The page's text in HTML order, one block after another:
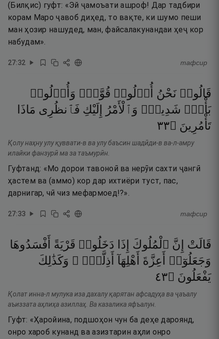
(Билқис) гуфт: «Эй ҷамоъати ашроф! Дар тадбири
корам Маро ҷавоб диҳед, то вақте, ки шумо пеши
ман ҳозир нашудед, ман, файсалакунандаи ҳеҷ кор
набудам».
27:32 тафсир
قَالُوا۟ نَحْنُ أُو۟لُوا۟ قُوَّةٍۢ وَأُو۟لُوا۟
بَأْسٍۢ شَدِيدٍۢ وَٱلْأَمْرُ إِلَيْكِ فَٱنظُرِى مَاذَا
تَأْمُرِينَ ۝٣٣
Қолу наҳну улу қуввати-в ва улу баъсин шадӣди-в ва-л-амру
илайки фанзурӣ ма за таъмурӣн.
Гуфтанд: «Мо дорои тавоноӣ ва нерӯи сахти ҷангӣ
ҳастем ва (аммо) кор дар ихтиёри туст, пас,
дарнигар, чӣ чиз мефармоед!?».
27:33 тафсир
قَالَتْ إِنَّ ٱلْمُلُوكَ إِذَا دَخَلُوا۟ قَرْيَةً أَفْسَدُوهَا
وَجَعَلُوٓا۟
أَعِزَّةَ أَهْلِهَآ أَذِلَّةًۭ ۖ وَكَذَٰلِكَ
يَفْعَلُونَ ۝٣٤
Қолат инна-л мулука иза дахалу қарятан афсадуҳа ва ҷаъалу
аъиззата аҳлиҳа азиллаҳ. Ва казалика яфъалун.
Гуфт: «Ҳаройина, подшоҳон чун ба деҳе дароянд,
онро хароб кунанд ва азизтарин аҳли онро